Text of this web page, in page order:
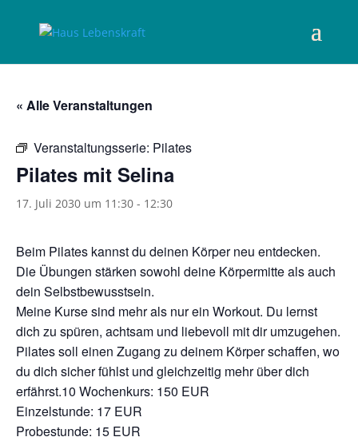
« Alle Veranstaltungen
Veranstaltungsserie: Pilates
Pilates mit Selina
17. Juli 2030 um 11:30 - 12:30
Beim Pilates kannst du deinen Körper neu entdecken.
Die Übungen stärken sowohl deine Körpermitte als auch
dein Selbstbewusstsein.
Meine Kurse sind mehr als nur ein Workout. Du lernst
dich zu spüren, achtsam und liebevoll mit dir umzugehen.
Pilates soll einen Zugang zu deinem Körper schaffen, wo
du dich sicher fühlst und gleichzeitig mehr über dich
erfährst.10 Wochenkurs: 150 EUR
Einzelstunde: 17 EUR
Probestunde: 15 EUR